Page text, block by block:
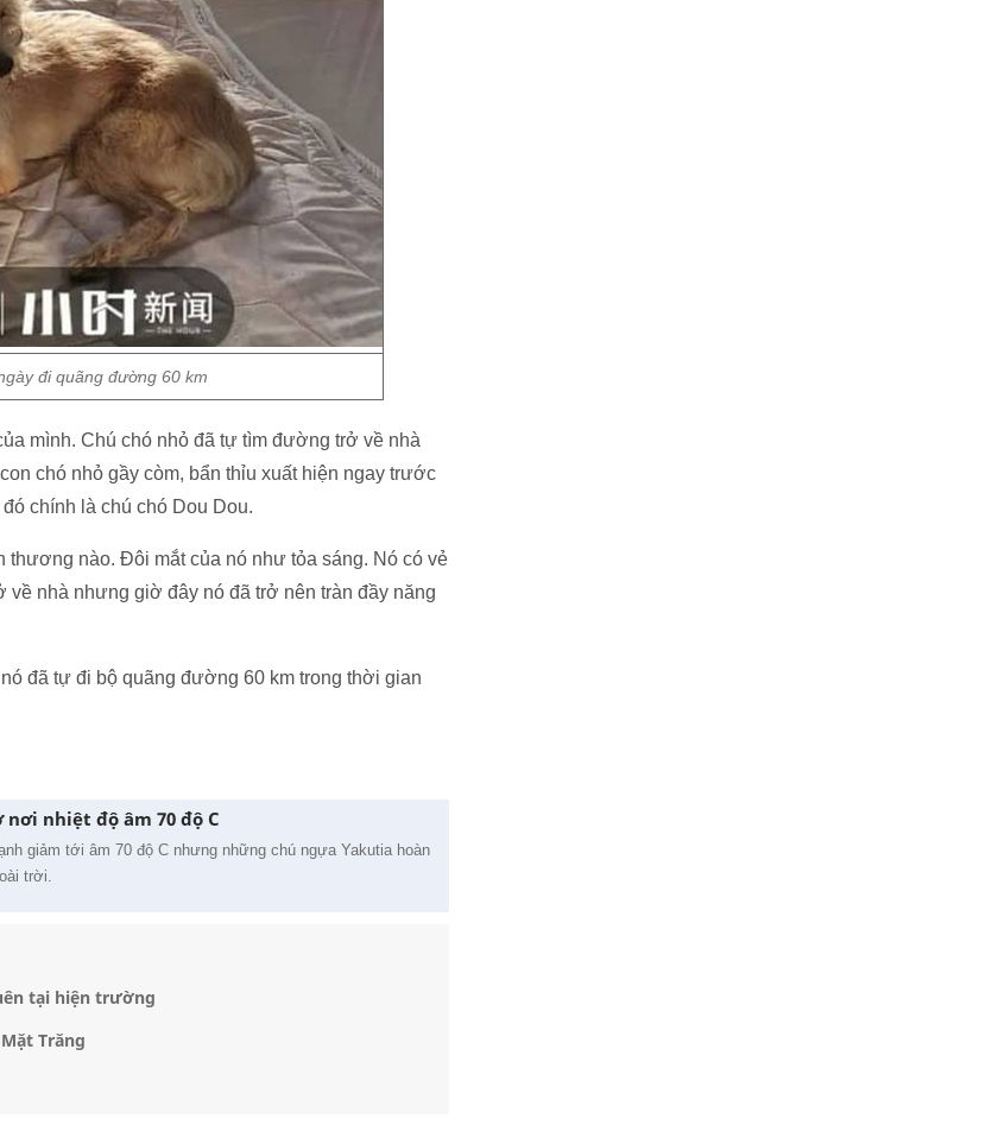
đi quãng đường 60 km
mình. Chú chó nhỏ đã tự tìm đường trở về nhà
chó nhỏ gầy còm, bẩn thỉu xuất hiện ngay trước
chính là chú chó Dou Dou.
thương nào. Đôi mắt của nó như tỏa sáng. Nó có vẻ
nhà nhưng giờ đây nó đã trở nên tràn đầy năng
đã tự đi bộ quãng đường 60 km trong thời gian
nhiệt độ âm 70 độ C
giảm tới âm 70 độ C nhưng những chú ngựa Yakutia hoàn
trời.
tại hiện trường
Trăng